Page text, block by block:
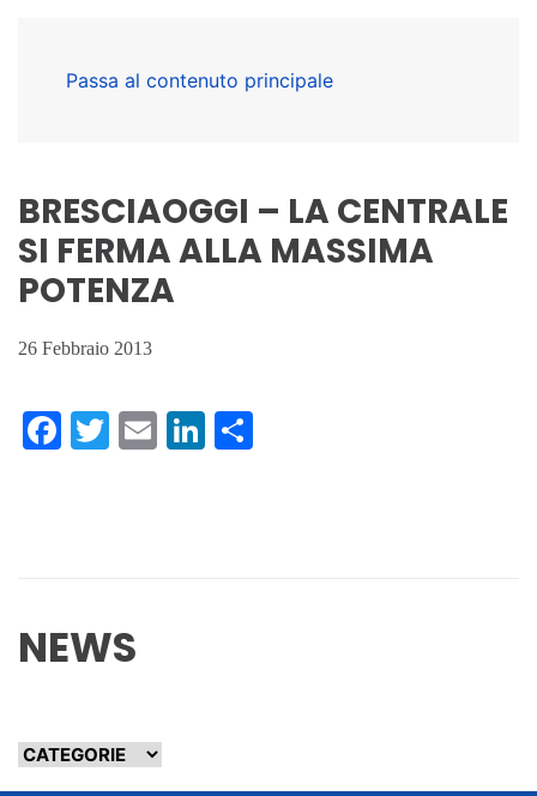
Passa al contenuto principale
BRESCIAOGGI – LA CENTRALE
SI FERMA ALLA MASSIMA
POTENZA
26 Febbraio 2013
Facebook
Twitter
EmailLinkedIn
NEWS